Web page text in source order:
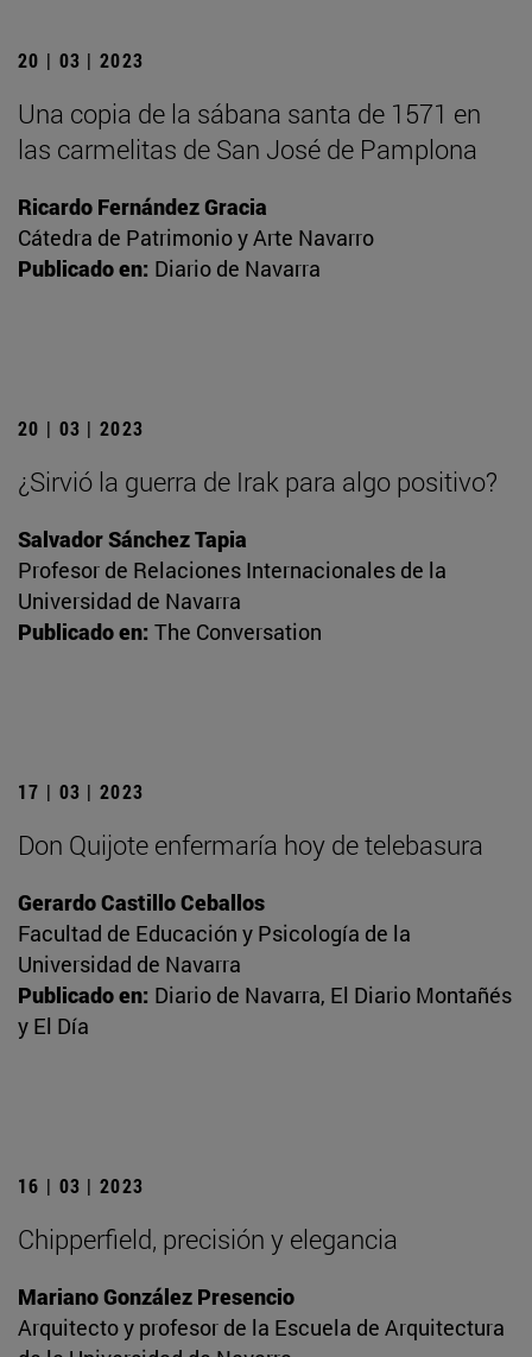
20 | 03 | 2023
Una copia de la sábana santa de 1571 en
las carmelitas de San José de Pamplona
Ricardo Fernández Gracia
Cátedra de Patrimonio y Arte Navarro
Publicado en: Diario de Navarra
20 | 03 | 2023
¿Sirvió la guerra de Irak para algo positivo?
Salvador Sánchez Tapia
Profesor de Relaciones Internacionales de la
Universidad de Navarra
Publicado en: The Conversation
17 | 03 | 2023
Don Quijote enfermaría hoy de telebasura
Gerardo Castillo Ceballos
Facultad de Educación y Psicología de la
Universidad de Navarra
Publicado en: Diario de Navarra, El Diario Montañés
y El Día
16 | 03 | 2023
Chipperfield, precisión y elegancia
Mariano González Presencio
Arquitecto y profesor de la Escuela de Arquitectura